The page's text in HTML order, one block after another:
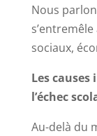
Nous
sociaux,
Les
l’échec
Au-delà du